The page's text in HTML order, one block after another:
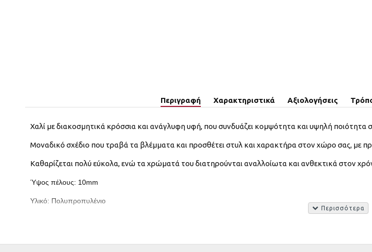
Περιγραφή Χαρακτηριστικά Αξιολογήσεις
Χαλί με διακοσμητικά κρόσσια και ανάγλυφη υφή, που συνδυάζει κομψότητα και υψηλή ποιότητα
Μοναδικό σχέδιο που τραβά τα βλέμματα και προσθέτει στυλ και χαρακτήρα στον χώρο σας, με
Καθαρίζεται πολύ εύκολα, ενώ τα χρώματά του διατηρούνται αναλλοίωτα και ανθεκτικά στον
Ύψος πέλους: 10mm
Υλικό: Πολυπροπυλένιο